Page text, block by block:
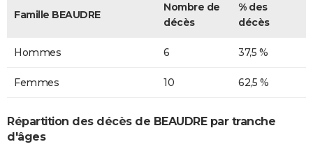
Famille BEAUDRE
Nombre de
décès
% des
décès
Hommes 6 37,5 %
Femmes 10 62,5 %
Répartition des décès de BEAUDRE par tranche
d'âges